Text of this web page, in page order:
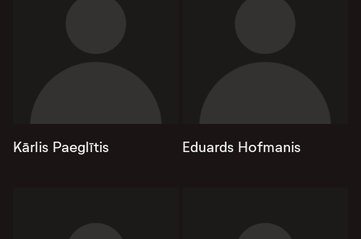
Kārlis Paeglītis Eduards Hofmanis